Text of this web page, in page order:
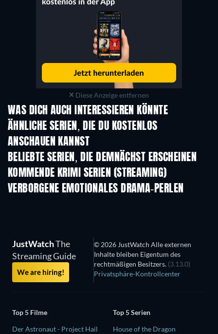
Diese Anzeige entfernen
WAS DICH AUCH INTERESSIEREN KÖNNTE
Serie Serie
ÄHNLICHE SERIEN, DIE DU KOSTENLOS
ANSCHAUEN KANNST
Serie
BELIEBTE SERIEN, DIE DEMNÄCHST ERSCHEINEN
Serie Serie
KOMMENDE KRIMI SERIEN (STREAMING)
Staffel 6 Staffel 2
VERBORGENE EMOTIONALES DRAMA-PERLEN
JustWatchThe
Streaming Guide
We are hiring!
© 2026 JustWatch Alle externen
Inhalte bleiben Eigentum des
rechtmäßigen Besitzers. (3.13.0)
Privatsphäre-Kontrollcenter
Top 5 Filme
Der Astronaut - Project Hail
Top 5 Serien
House of the Dragon